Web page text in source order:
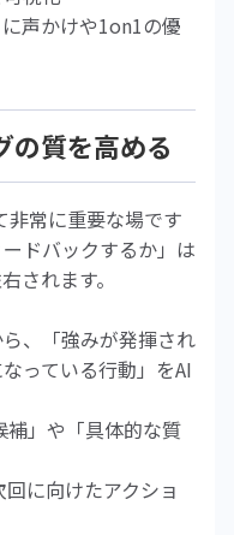
声かけや1on1の優
質を高める
常に重要な場です
ドバックするか」は
されます。
、「強みが発揮され
っている行動」をAI
補」や「具体的な質
に向けたアクショ